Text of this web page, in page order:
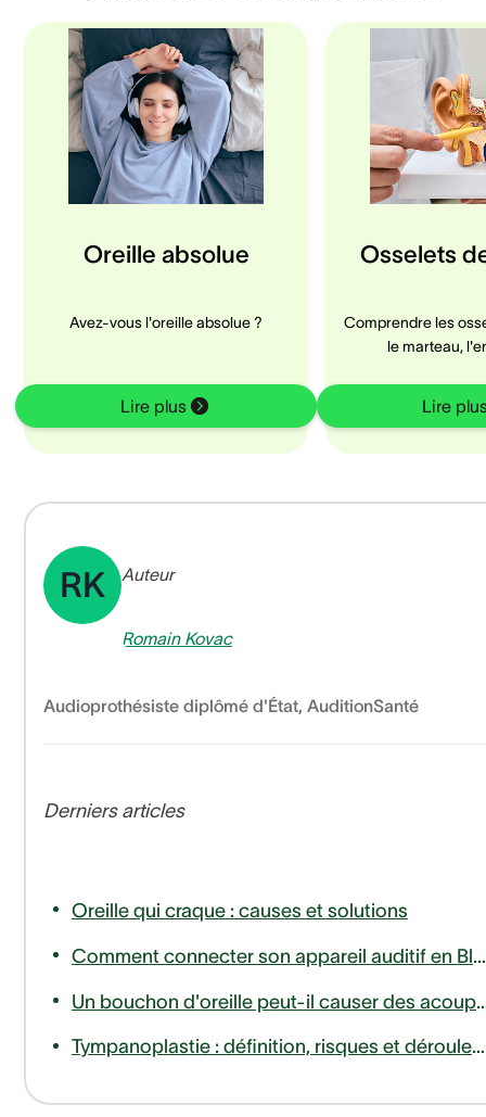
Oreille absolue
Avez-vous l'oreille absolue ?
Lire plus
Osselets
Comprendre les
le marteau,
Lire
RK Auteur
Romain Kovac
Audioprothésiste diplômé d'État, AuditionSanté
Derniers articles
Oreille qui craque : causes et solutions
Comment connecter son appareil auditif en Bluetooth à son téléphone ou télévision ?
Un bouchon d'oreille
Tympanoplastie : définition, risques et déroulement